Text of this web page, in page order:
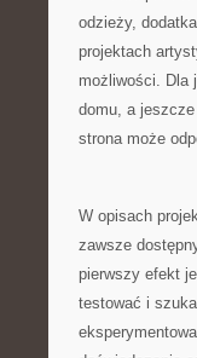
odzieży,
projektach
możliwości. Dla
domu, a
strona może
W opisach
zawsze
pierwszy efekt
testować i